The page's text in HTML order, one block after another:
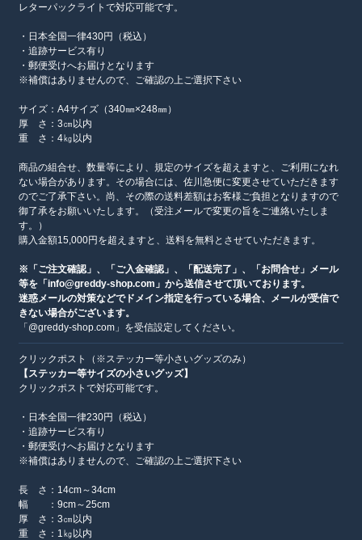
レターパックライトで対応可能です。
・日本全国一律430円（税込）
・追跡サービス有り
・郵便受けへお届けとなります
※補償はありませんので、ご確認の上ご選択下さい
サイズ：A4サイズ（340㎜×248㎜）
厚 さ：3㎝以内
重 さ：4㎏以内
商品の組合せ、数量等により、規定のサイズを超えますと、ご利用になれ
ない場合があります。その場合には、佐川急便に変更させていただきます
のでご了承下さい。尚、その際の送料差額はお客様ご負担となりますので
御了承をお願いいたします。（受注メールで変更の旨をご連絡いたしま
す。）
購入金額15,000円を超えますと、送料を無料とさせていただきます。
※「ご注文確認」、「ご入金確認」、「配送完了」、「お問合せ」メール
等を「info@greddy-shop.com」から送信させて頂いております。
迷惑メールの対策などでドメイン指定を行っている場合、メールが受信で
きない場合がございます。
「@greddy-shop.com」を受信設定してください。
クリックポスト（※ステッカー等小さいグッズのみ）
【ステッカー等サイズの小さいグッズ】
クリックポストで対応可能です。
・日本全国一律230円（税込）
・追跡サービス有り
・郵便受けへお届けとなります
※補償はありませんので、ご確認の上ご選択下さい
長 さ：14cm～34cm
幅 ：9cm～25cm
厚 さ：3㎝以内
重 さ：1㎏以内